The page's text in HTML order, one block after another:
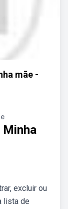
mãe -
Minha
excluir ou
lista de